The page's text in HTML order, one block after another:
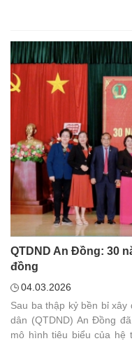
QTDND An Đồng: 30
đồng
04.03.2026
Sau ba thập kỷ bền bỉ
dân (QTDND) An Đồng
mô hình tiêu biểu của hệ